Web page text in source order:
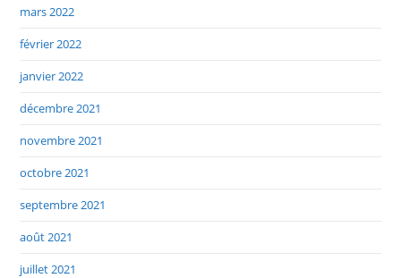
mars 2022
février 2022
janvier 2022
décembre 2021
novembre 2021
octobre 2021
septembre 2021
août 2021
juillet 2021